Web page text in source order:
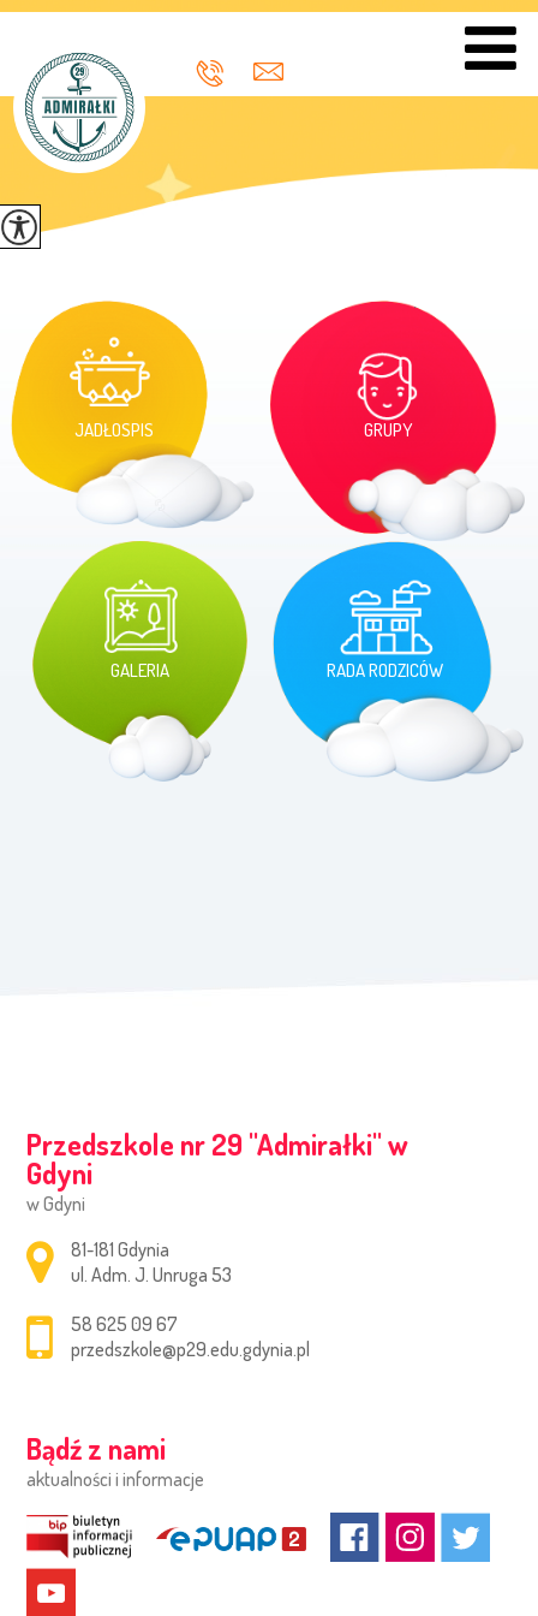
JADŁOSPIS GRUPY
GALERIA RADA RODZICÓW
Przedszkole nr 29 ''Admirałki'' w
Gdyni
w Gdyni
Adres pocztowy:
81-181 Gdynia
ul. Adm. J. Unruga 53
58 625 09 67
przedszkole@p29.edu.gdynia.pl
Bądź z nami
aktualności i informacje